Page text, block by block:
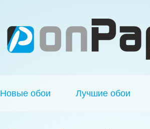
Новые обои Лучшие обои